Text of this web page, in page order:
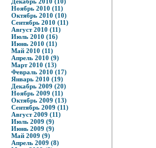
Ноябрь 2010 (11)
Октябрь 2010 (10)
Сентябрь 2010 (11)
Август 2010 (11)
Июль 2010 (16)
Июнь 2010 (11)
Май 2010 (11)
Апрель 2010 (9)
Март 2010 (13)
Февраль 2010 (17)
Январь 2010 (19)
Декабрь 2009 (20)
Ноябрь 2009 (11)
Октябрь 2009 (13)
Сентябрь 2009 (11)
Август 2009 (11)
Июль 2009 (9)
Июнь 2009 (9)
Май 2009 (9)
Апрель 2009 (8)